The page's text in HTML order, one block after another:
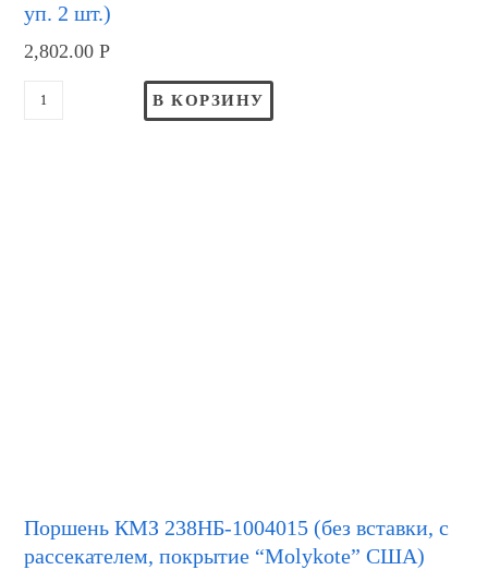
уп. 2 шт.)
2,802.00Р
В КОРЗИНУ
Поршень КМЗ 238НБ-1004015 (без вставки, с
рассекателем, покрытие “Molykote” США)